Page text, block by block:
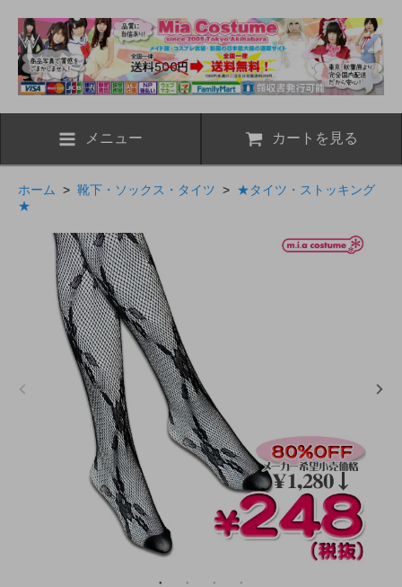
メニュー カートを見る
ホーム > 靴下・ソックス・タイツ > ★タイツ・ストッキング
★